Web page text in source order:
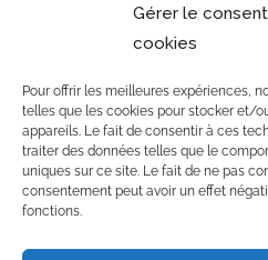
Gérer le
cookies
Pour offrir les meilleures expériences,
telles que les cookies pour stocker et/
appareils. Le fait de consentir à ces
traiter des données telles que le
uniques sur ce site. Le fait de ne pas
consentement peut avoir un effet
fonctions.
1462 Yvonand / Rte de
Vaud / Switzerland
Téléphone : +4179 242 32 68
Notre politique de